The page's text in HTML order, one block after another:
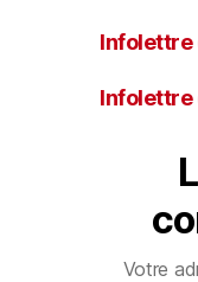
Infolettre
Infolettre
Votre